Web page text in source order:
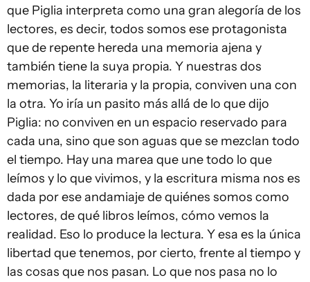
que Piglia interpreta como una gran alegoría de los
lectores, es decir, todos somos ese protagonista
que de repente hereda una memoria ajena y
también tiene la suya propia. Y nuestras dos
memorias, la literaria y la propia, conviven una con
la otra. Yo iría un pasito más allá de lo que dijo
Piglia: no conviven en un espacio reservado para
cada una, sino que son aguas que se mezclan todo
el tiempo. Hay una marea que une todo lo que
leímos y lo que vivimos, y la escritura misma nos es
dada por ese andamiaje de quiénes somos como
lectores, de qué libros leímos, cómo vemos la
realidad. Eso lo produce la lectura. Y esa es la única
libertad que tenemos, por cierto, frente al tiempo y
las cosas que nos pasan. Lo que nos pasa no lo